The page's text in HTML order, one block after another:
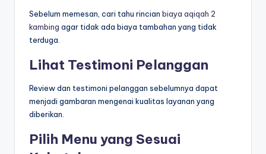
Sebelum memesan, cari tahu rincian biaya aqiqah 2
kambing agar tidak ada biaya tambahan yang tidak
terduga.
Lihat Testimoni Pelanggan
Review dan testimoni pelanggan sebelumnya dapat
menjadi gambaran mengenai kualitas layanan yang
diberikan.
Pilih Menu yang Sesuai